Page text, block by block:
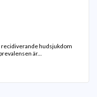
recidiverande hudsjukdom
är...